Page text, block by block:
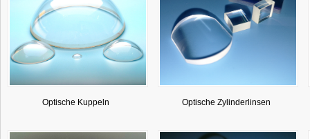
Optische Kuppeln Optische Zylinderlinsen